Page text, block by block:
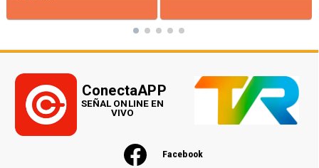
Facebook
ConectaAPP
SEÑAL ONLINE EN
VIVO